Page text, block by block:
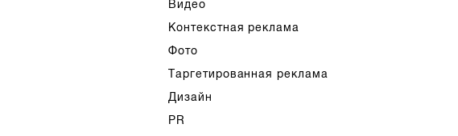
Видео
Контекстная реклама
Фото
Таргетированная реклама
Дизайн
PR